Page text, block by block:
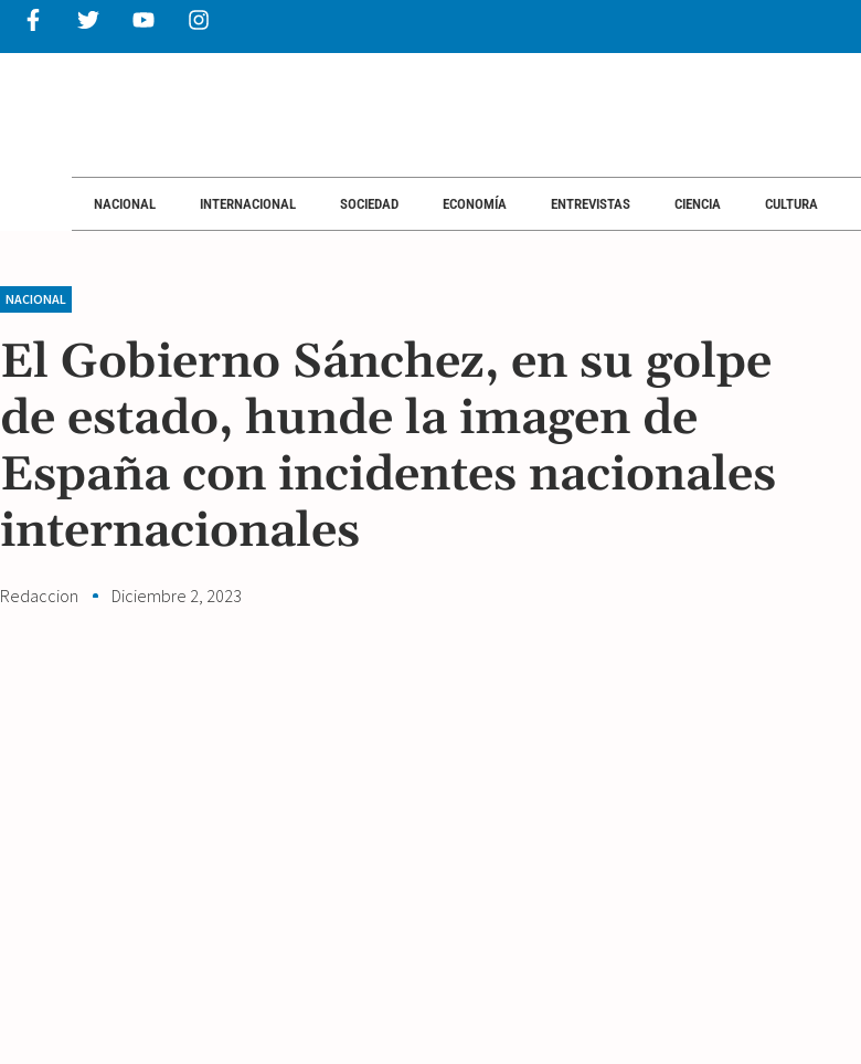
NACIONAL INTERNACIONAL SOCIEDAD ECONOMÍA ENTREVISTAS CIENCIA CULTURA
NACIONAL
El Gobierno Sánchez, en su golpe
de estado, hunde la imagen de
España con incidentes nacionales
internacionales
Redaccion Diciembre 2, 2023